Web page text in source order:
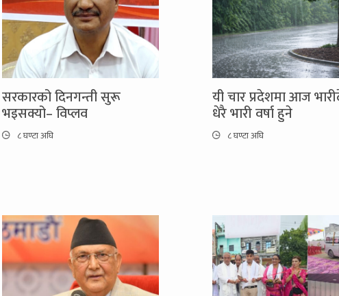
सरकारको दिनगन्ती सुरू
भइसक्यो– विप्लव
८ घण्टा अघि
यी चार प्रदेशमा आज
धेरै भारी वर्षा हुने
८ घण्टा अघि